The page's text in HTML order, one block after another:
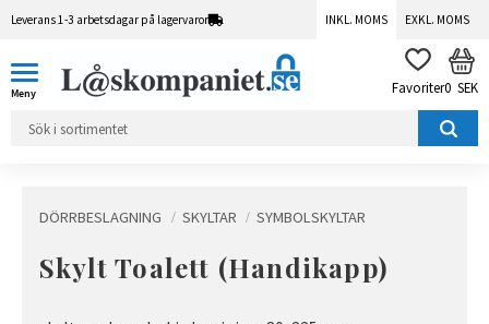
Leverans 1-3 arbetsdagar på lagervaror INKL. MOMS EXKL. MOMS
FAVORITER
0 SEK
DÖRRBESLAGNING SKYLTAR SYMBOLSKYLTAR
Skylt Toalett (Handikapp)